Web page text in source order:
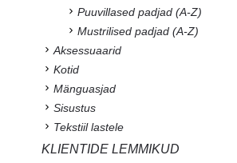
Puuvillased padjad (A-Z)
Mustrilised padjad (A-Z)
Aksessuaarid
Kotid
Mänguasjad
Sisustus
Tekstiil lastele
KLIENTIDE LEMMIKUD